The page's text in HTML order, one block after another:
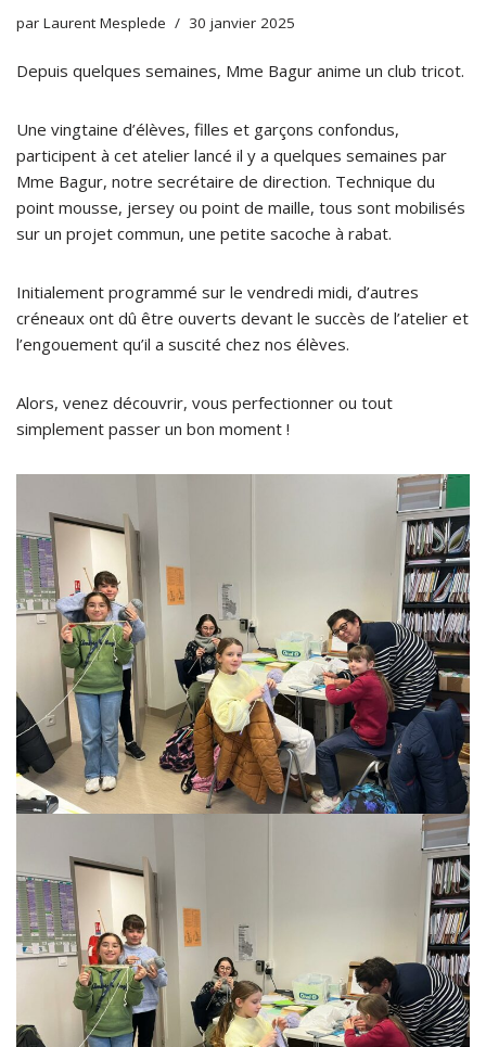
par Laurent Mesplede 30 janvier 2025
Depuis quelques semaines, Mme Bagur anime un club tricot.
Une vingtaine d’élèves, filles et garçons confondus,
participent à cet atelier lancé il y a quelques semaines par
Mme Bagur, notre secrétaire de direction. Technique du
point mousse, jersey ou point de maille, tous sont mobilisés
sur un projet commun, une petite sacoche à rabat.
Initialement programmé sur le vendredi midi, d’autres
créneaux ont dû être ouverts devant le succès de l’atelier et
l’engouement qu’il a suscité chez nos élèves.
Alors, venez découvrir, vous perfectionner ou tout
simplement passer un bon moment !